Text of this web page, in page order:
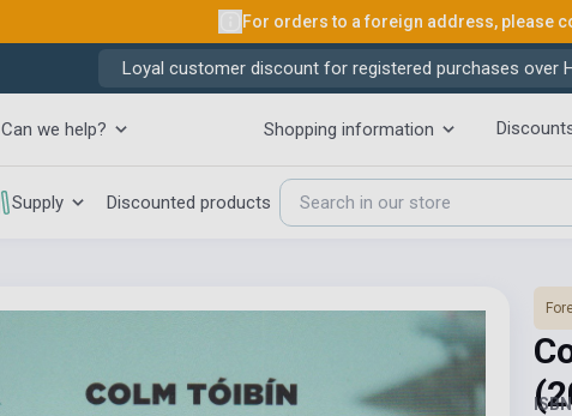
For orders to a foreign address, please
Loyal customer discount for registered purchases over
Can we help? Shopping information
Supply Discounted products